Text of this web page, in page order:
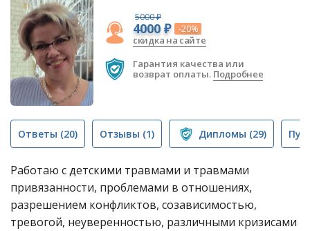
5000 ₽
4000 ₽ -20%
скидка на сайте
Гарантия качества или
возврат оплаты. Подробнее
Ответы (20) Отзывы (1) Дипломы (29)
Работаю с детскими травмами и травмами
привязанности, проблемами в отношениях,
разрешением конфликтов, созависимостью,
тревогой, неуверенностью, различными кризисами